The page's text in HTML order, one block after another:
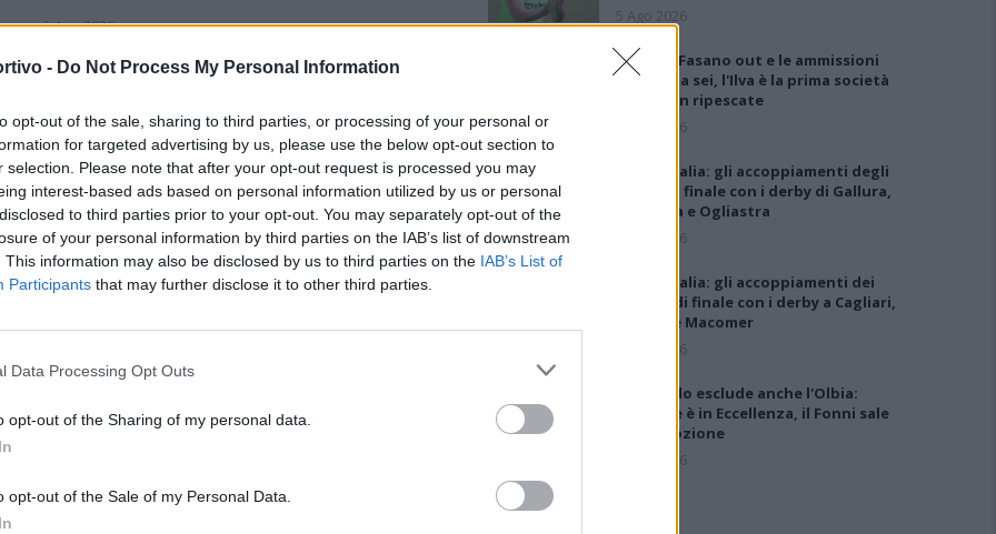
- Do Not Process My Personal Information
opt-out of the sale, sharing to third parties, or processing of your personal or
for targeted advertising by us, please use the below opt-out section to
selection. Please note that after your opt-out request is processed you may
interest-based ads based on personal information utilized by us or personal
to third parties prior to your opt-out. You may separately opt-out of the
of your personal information by third parties on the IAB’s list of downstream
This information may also be disclosed by us to third parties on the IAB’s List of
Participants that may further disclose it to other third parties.
Data Processing Opt Outs
opt-out of the Sharing of my personal data.
opt-out of the Sale of my Personal Data.
5 Ago 2026
Con il campionato di Promozione che avrà inizio domenica 13
(andata) e domenica 6…
Il Coghinas ancora più forte con
Sechi e Scanu, al Macomer arriva
Bonfigli
5 Ago 2026
L'Antiochense prende Caddeo e
ripartono dai tecnici Firinu e Frongia
2 Ago 2026
Garau: «Vogliamo rappresentare con
5 Ago 2026
Anche il Fasano out e le ammissioni
salgono a sei, l'Ilva è la prima società
tra le non ripescate
5 Ago 2026
Coppa Italia: gli accoppiamenti degli
ottavi di finale con i derby di Gallura,
Barbagia e Ogliastra
5 Ago 2026
Coppa Italia: gli accoppiamenti dei
16esimi di finale con i derby a Cagliari,
Sassari e Macomer
5 Ago 2026
Il CR sardo esclude anche l'Olbia:
l'Usinese è in Eccellenza, il Fonni sale
in Promozione
5 Ago 2026